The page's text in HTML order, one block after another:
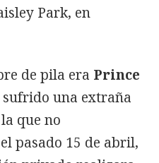
Park, en
de pila era Prince
una extraña
que no
pasado 15 de abril,